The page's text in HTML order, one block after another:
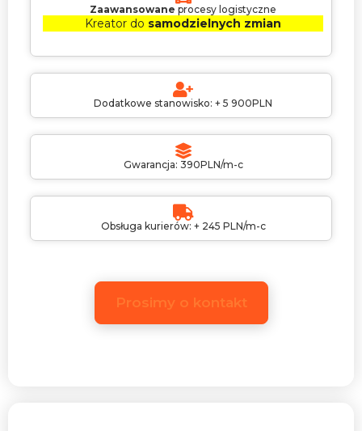
Zaawansowane procesy logistyczne
Kreator do samodzielnych zmian
Dodatkowe stanowisko: + 5 900PLN
Gwarancja: 390PLN/m-c
Obsługa kurierów: + 245 PLN/m-c
Prosimy o kontakt